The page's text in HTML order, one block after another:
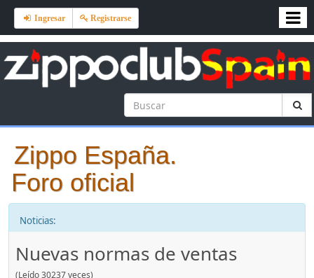
Ingresar Registrarse
Zippo España.
Foro oficial
Noticias:
Nuevas normas de ventas
(Leído 30237 veces)